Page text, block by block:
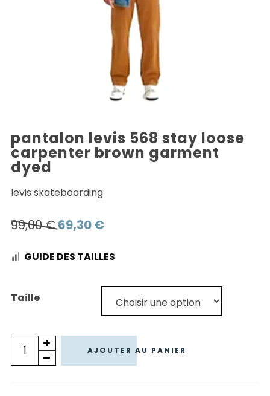
pantalon levis 568 stay loose
carpenter brown garment
dyed
levis skateboarding
99,00€ Le
initial
69,30€Le
actuel
GUIDE DES TAILLES
Taille
quantité
de
AJOUTER AU PANIER